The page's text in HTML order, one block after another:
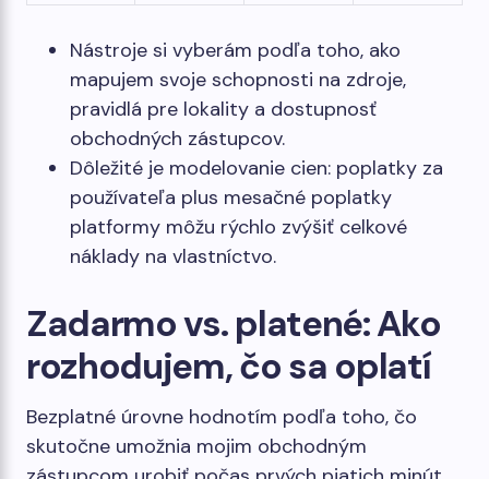
Nástroje si vyberám podľa toho, ako
mapujem svoje schopnosti na zdroje,
pravidlá pre lokality a dostupnosť
obchodných zástupcov.
Dôležité je modelovanie cien: poplatky za
používateľa plus mesačné poplatky
platformy môžu rýchlo zvýšiť celkové
náklady na vlastníctvo.
Zadarmo vs. platené: Ako
rozhodujem, čo sa oplatí
Bezplatné úrovne hodnotím podľa toho, čo
skutočne umožnia mojim obchodným